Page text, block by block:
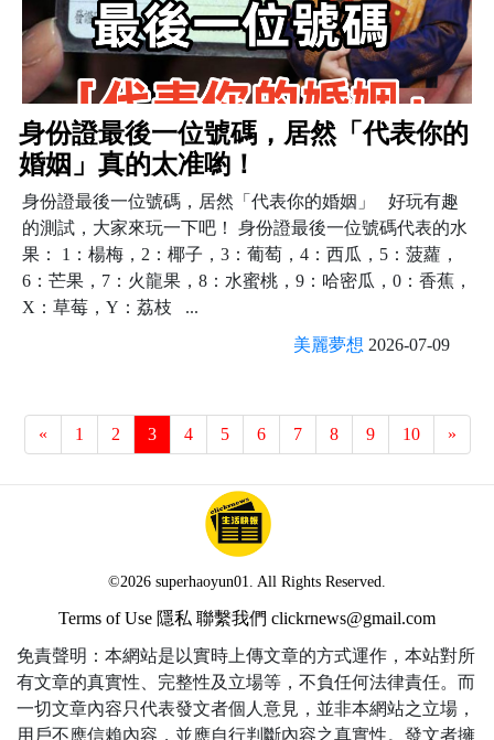
身份證最後一位號碼，居然「代表你的
婚姻」真的太准喲！
身份證最後一位號碼，居然「代表你的婚姻」 好玩有趣
的測試，大家來玩一下吧！ 身份證最後一位號碼代表的水
果： 1：楊梅，2：椰子，3：葡萄，4：西瓜，5：菠蘿，
6：芒果，7：火龍果，8：水蜜桃，9：哈密瓜，0：香蕉，
X：草莓，Y：荔枝 ...
美麗夢想 2026-07-09
« 1 2 3 4 5 6 7 8 9 10 »
©2026 superhaoyun01. All Rights Reserved.
Terms of Use 隱私 聯繫我們 clickrnews@gmail.com
免責聲明：本網站是以實時上傳文章的方式運作，本站對所
有文章的真實性、完整性及立場等，不負任何法律責任。而
一切文章內容只代表發文者個人意見，並非本網站之立場，
用戶不應信賴內容，並應自行判斷內容之真實性。發文者擁